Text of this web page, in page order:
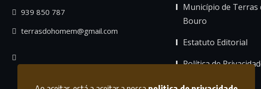
939 850 787
terrasdohomem@gmail.com
Município de Terras
Bouro
Estatuto Editorial
Política de